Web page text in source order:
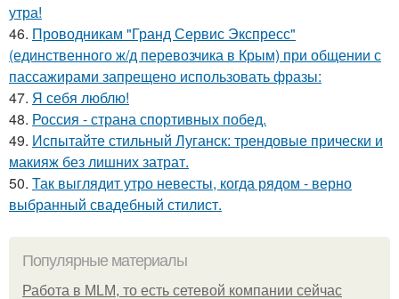
утра!
46. Проводникам "Гранд Сервис Экспресс"
(единственного ж/д перевозчика в Крым) при общении с
пассажирами запрещено использовать фразы:
47. Я себя люблю!
48. Россия - страна спортивных побед.
49. Испытайте стильный Луганск: трендовые прически и
макияж без лишних затрат.
50. Так выглядит утро невесты, когда рядом - верно
выбранный свадебный стилист.
Популярные материалы
Работа в MLM, то есть сетевой компании сейчас